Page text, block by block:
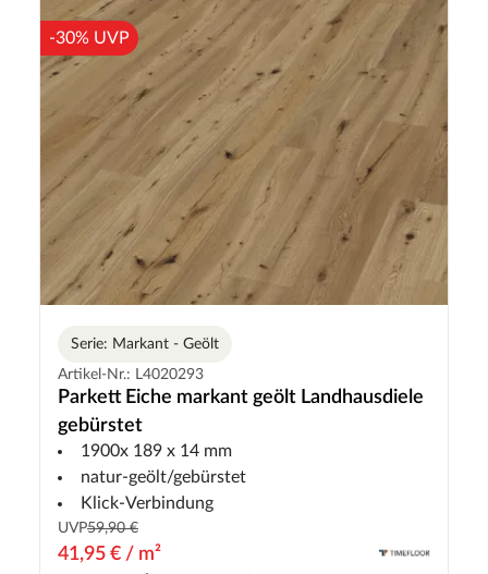
-30% UVP
Serie: Markant - Geölt
Artikel-Nr.: L4020293
Parkett Eiche markant geölt Landhausdiele
gebürstet
1900x 189 x 14 mm
natur-geölt/gebürstet
Klick-Verbindung
UVP59,90 €
41,95 € / m²